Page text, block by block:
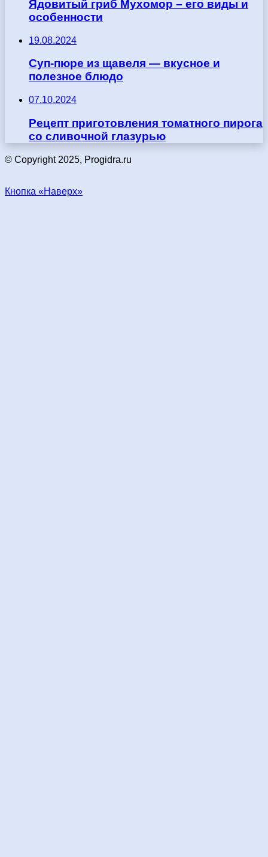
Ядовитый гриб Мухомор – его виды и
особенности
19.08.2024
Суп-пюре из щавеля — вкусное и
полезное блюдо
07.10.2024
Рецепт приготовления томатного пирога
со сливочной глазурью
© Copyright 2025, Progidra.ru
Кнопка «Наверх»